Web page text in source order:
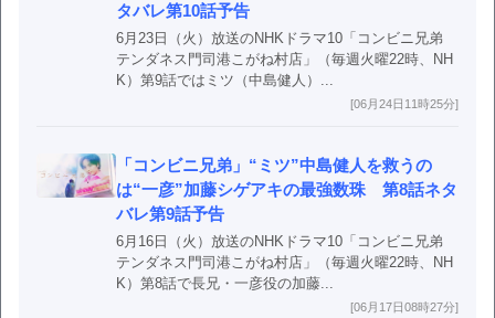
タバレ第10話予告
6月23日（火）放送のNHKドラマ10「コンビニ兄弟
テンダネス門司港こがね村店」（毎週火曜22時、NH
K）第9話ではミツ（中島健人）...
[06月24日11時25分]
「コンビニ兄弟」“ミツ”中島健人を救うの
は“一彦”加藤シゲアキの最強数珠 第8話ネタ
バレ第9話予告
6月16日（火）放送のNHKドラマ10「コンビニ兄弟
テンダネス門司港こがね村店」（毎週火曜22時、NH
K）第8話で長兄・一彦役の加藤...
[06月17日08時27分]